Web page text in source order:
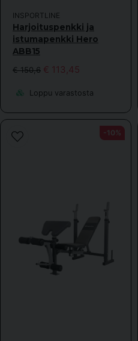
INSPORTLINE
Harjoituspenkki ja
istumapenkki Hero
ABB15
€ 150,6 € 113,45
Loppu varastosta
-10%